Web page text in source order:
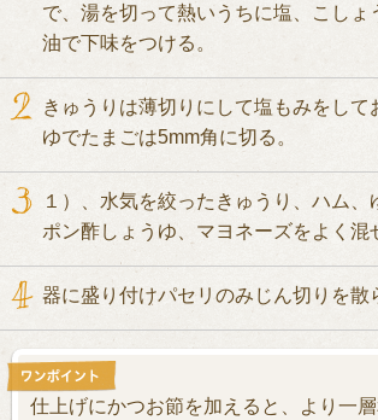
で、湯を切って熱いうちに塩、こしょ
油で下味をつける。
きゅうりは薄切りにして塩もみをして
ゆでたまごは5mm角に切る。
１）、水気を絞ったきゅうり、ハム、
ポン酢しょうゆ、マヨネーズをよく混
器に盛り付けパセリのみじん切りを散
仕上げにかつお節を加えると、より一